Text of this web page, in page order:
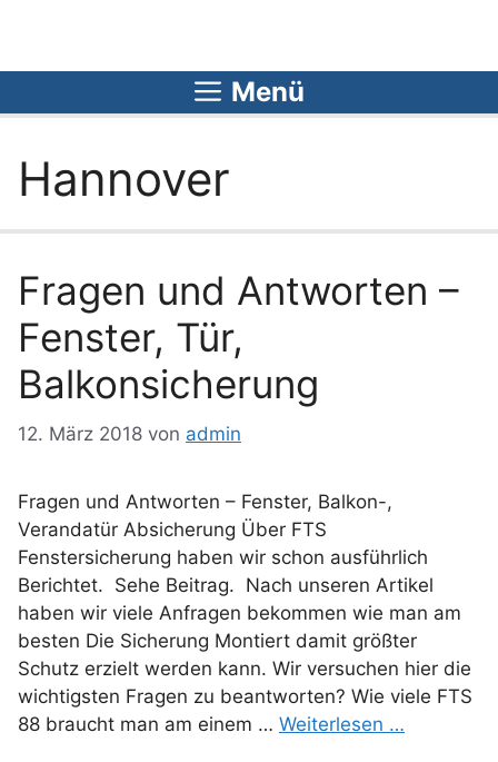
springen
Menü
Hannover
Fragen und Antworten –
Fenster, Tür,
Balkonsicherung
12. März 2018 von admin
Fragen und Antworten – Fenster, Balkon-,
Verandatür Absicherung Über FTS
Fenstersicherung haben wir schon ausführlich
Berichtet. Sehe Beitrag. Nach unseren Artikel
haben wir viele Anfragen bekommen wie man am
besten Die Sicherung Montiert damit größter
Schutz erzielt werden kann. Wir versuchen hier die
wichtigsten Fragen zu beantworten? Wie viele FTS
88 braucht man am einem … Weiterlesen …